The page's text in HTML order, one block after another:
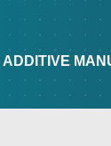
DI
ADDITIVE